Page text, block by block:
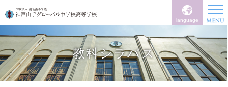
language
教科シラバス